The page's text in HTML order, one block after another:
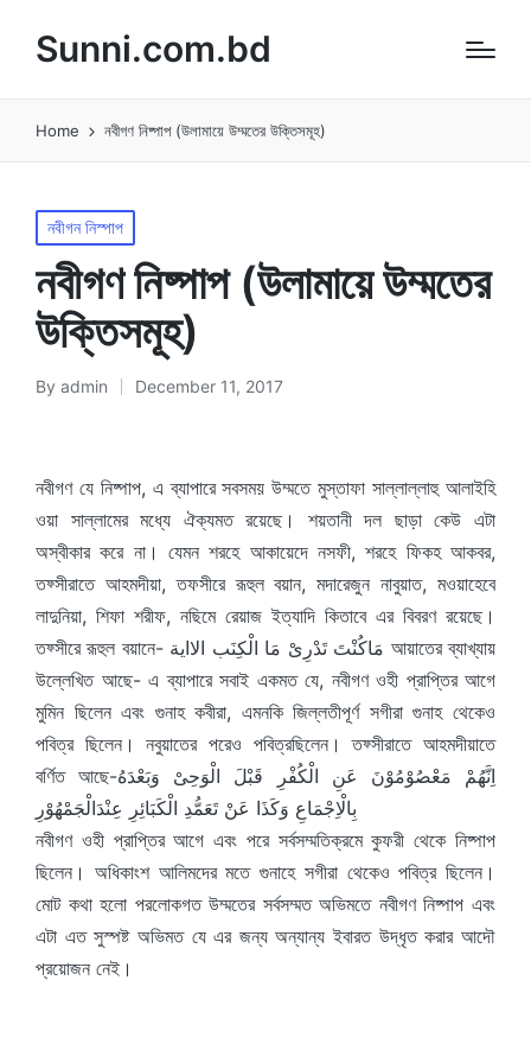
Sunni.com.bd
Home নবীগণ নিষ্পাপ (উলামায়ে উম্মতের উক্তিসমূহ)
Posted
in
নবীগন নিস্পাপ
নবীগণ নিষ্পাপ (উলামায়ে উম্মতের
উক্তিসমূহ)
Posted
By admin December 11, 2017
নবীগণ যে নিষ্পাপ, এ ব্যাপারে সবসময় উম্মতে মুস্তাফা সাল্লাল্লাহু আলাইহি
ওয়া সাল্লামের মধ্যে ঐক্যমত রয়েছে। শয়তানী দল ছাড়া কেউ এটা
অস্বীকার করে না। যেমন শরহে আকায়েদে নসফী, শরহে ফিকহ আকবর,
তফ্সীরাতে আহমদীয়া, তফসীরে রূহুল বয়ান, মদারেজুন নাবুয়াত, মওয়াহেবে
লাদুনিয়া, শিফা শরীফ, নছিমে রেয়াজ ইত্যাদি কিতাবে এর বিবরণ রয়েছে।
তফ্সীরে রূহুল বয়ানে- مَاكُنْتَ تَدْرِىْ مَا الْكِنَب الااية আয়াতের ব্যাখ্যায়
উল্লেখিত আছে- এ ব্যাপারে সবাই একমত যে, নবীগণ ওহী প্রাপ্তির আগে
মুমিন ছিলেন এবং গুনাহ কবীরা, এমনকি জিল্লতীপূর্ণ সগীরা গুনাহ থেকেও
পবিত্র ছিলেন। নবুয়াতের পরেও পবিত্রছিলেন। তফ্সীরাতে আহমদীয়াতে
বর্ণিত আছে-اِنَّهُمْ مَعْصُوْمُوْنَ عَنِ الْكُفْرِ قَبْلَ الْوَحِىْ وَبَعْدَهُ
بِالْاِجْمَاعِ وَكَذَا عَنْ تَعَمُّدِ الْكَبَائِرِ عِنْدَالْجَمْهُوْرِ
নবীগণ ওহী প্রাপ্তির আগে এবং পরে সর্বসম্মতিক্রমে কুফরী থেকে নিষ্পাপ
ছিলেন। অধিকাংশ আলিমদের মতে গুনাহে সগীরা থেকেও পবিত্র ছিলেন।
মোট কথা হলো পরলোকগত উম্মতের সর্বসম্মত অভিমতে নবীগণ নিষ্পাপ এবং
এটা এত সুস্পষ্ট অভিমত যে এর জন্য অন্যান্য ইবারত উদ্ধৃত করার আদৌ
প্রয়োজন নেই।